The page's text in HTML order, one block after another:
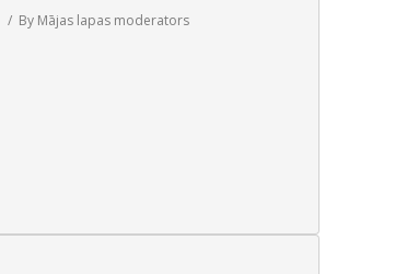
By Mājas lapas moderators